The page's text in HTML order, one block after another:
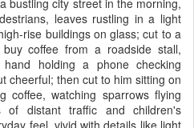
bustling city street in the morning,
leaves rustling in a light
rise buildings on glass; cut to a
coffee from a roadside stall,
holding a phone checking
cheerful; then cut to him sitting on
coffee, watching sparrows flying
of distant traffic and children's